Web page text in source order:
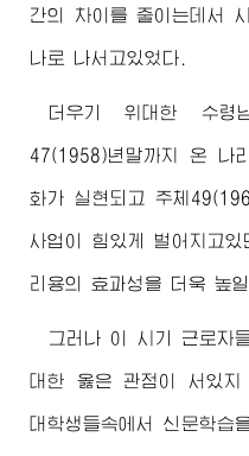
간의 차이를 줄이는데서
나로 나서고있었다.
더우기위대한 수령
47(1958)년말까지 온 나
화가 실현되고 주체
사업이 힘있게 벌어지고
리용의 효과성을 더욱 높
그러나 이 시기 근로자
대한 옳은 관점이 서있
대학생들속에서 신문학습